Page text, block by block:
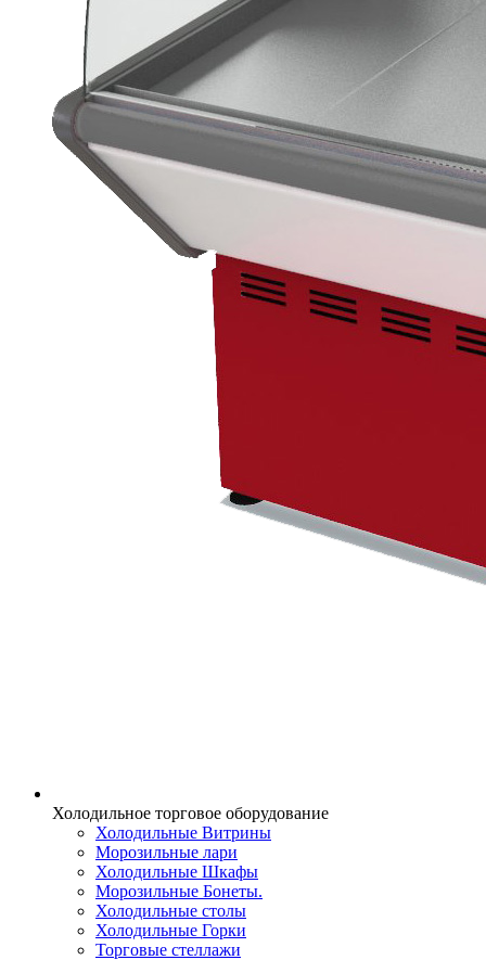
Холодильное торговое оборудование
Холодильные Витрины
Морозильные лари
Холодильные Шкафы
Морозильные Бонеты.
Холодильные столы
Холодильные Горки
Торговые стеллажи